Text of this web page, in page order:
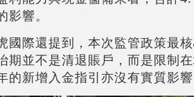
影響。
國際還提到，本次監管政策最
期並不是清退賬戶，而是限制
的新增入金指引亦沒有實質影響